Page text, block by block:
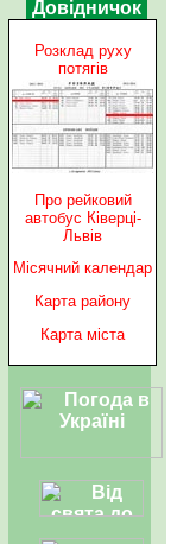
Довідничок
Розклад руху
потягів
Про рейковий
автобус Ківерці-
Львів
Місячний календар
Карта району
Карта міста